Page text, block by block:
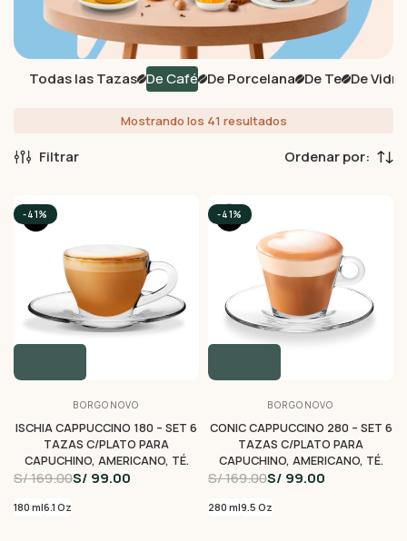
Todas las Tazas De Café De Porcelana De Te De
Mostrando los 41 resultados
Filtrar
-41%
BORGONOVO
ISCHIA CAPPUCCINO 180 – SET 6
TAZAS C/PLATO PARA
CAPUCHINO, AMERICANO, TÉ.
S/ 169.00S/ 99.00
180 ml6.1 Oz
-41%
BORGONOVO
CONIC CAPPUCCINO 280 – SET 6
TAZAS C/PLATO PARA
CAPUCHINO, AMERICANO, TÉ.
S/ 169.00S/ 99.00
280 ml9.5 Oz